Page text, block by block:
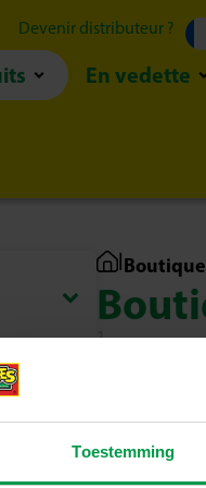
Toestemming
Devenir distributeur ?
En vedette
|Boutique
1